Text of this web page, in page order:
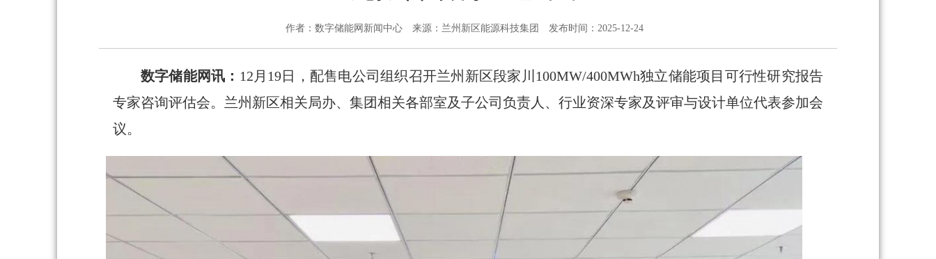
作者：数字储能网新闻中心 来源：兰州新区能源科技集团 发布时间：2025-12-24
数字储能网讯： 12月19日，配售电公司组织召开兰州新区段家川100MW/400MWh独立储能项目可行性研究报告
专家咨询评估会。兰州新区相关局办、集团相关各部室及子公司负责人、行业资深专家及评审与设计单位代表参加会
议。